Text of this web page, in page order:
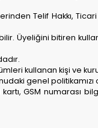
Telif Hakkı,
Üyeliğini bitiren
kullanan kişi ve
genel
GSM numarası